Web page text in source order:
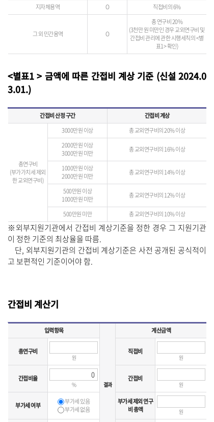
지자체용역
O 직접비의 6%
그 외 민간용역 O
총 연구비 20%
(3천만 원 미만인 경우 교외연구비 및
간접비 관리에 관한 시행세칙의 <별
표1> 확인)
<별표1 > 금액에 따른 간접비 계상 기준 (신설 2024.0
3.01.)
간접비 산정 구간 간접비 계상
총연구비
(부가가치세 제외
한 교외연구비)
3000만원 이상
총 교외연구비의 20% 이상
2000만원 이상
3000만원 미만
총 교외연구비의 16% 이상
1000만원 이상
2000만원 미만
총 교외연구비의 14% 이상
500만원 이상
1000만원 미만
총 교외연구비의 12% 이상
500만원 미만 총 교외연구비의 10% 이상
※외부지원기관에서 간접비 계상기준을 정한 경우 그 지원기관
이 정한 기준의 최상율을 따름.
단, 외부지원기관의 간접비 계상기준은 사전 공개된 공식적이
고 보편적인 기준이어야 함.
간접비 계산기
입력항목
결과
계산금액
총연구비
원
직접비
원
간접비율
%
간접비
원
부가세 여부
부가세 있음
부가세 없음
부가세 제외 연구
비 총액
원